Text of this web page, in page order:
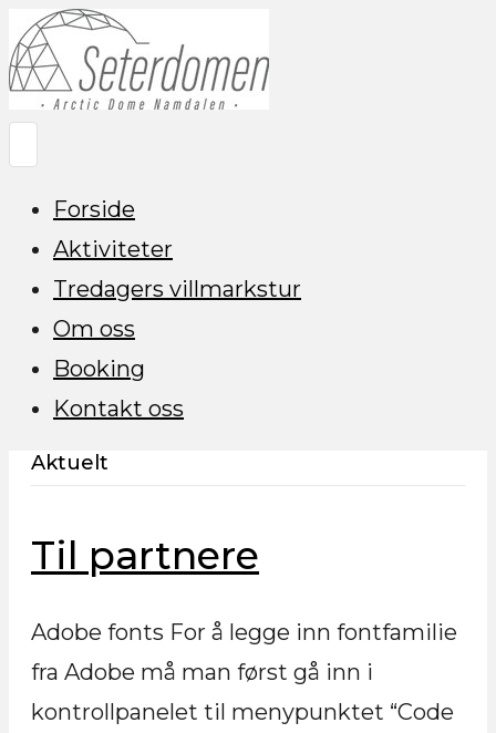
Forside
Aktiviteter
Tredagers villmarkstur
Om oss
Booking
Kontakt oss
Aktuelt
Til partnere
Adobe fonts For å legge inn fontfamilie
fra Adobe må man først gå inn i
kontrollpanelet til menypunktet “Code